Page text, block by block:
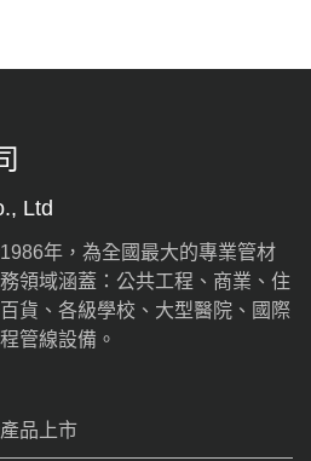
Ltd
年，為全國最大的專業管材
領域涵蓋：公共工程、商業、住
貨、各級學校、大型醫院、國際
管線設備。
品上市